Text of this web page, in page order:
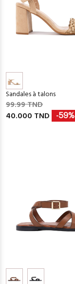
Sandales à talons
99.99 TND
40.000 TND
-59%